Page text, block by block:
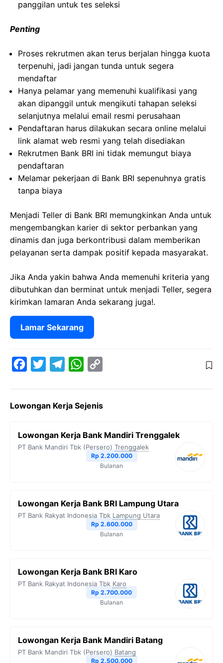
panggilan untuk tes seleksi
Penting
Proses rekrutmen akan terus berjalan hingga kuota
terpenuhi, jadi jangan tunda untuk segera
mendaftar
Hanya pelamar yang memenuhi kualifikasi yang
akan dipanggil untuk mengikuti tahapan seleksi
selanjutnya melalui email resmi perusahaan
Pendaftaran harus dilakukan secara online melalui
link alamat web resmi yang telah disediakan
Rekrutmen Bank BRI ini tidak memungut biaya
pendaftaran
Melamar pekerjaan di Bank BRI sepenuhnya gratis
tanpa biaya
Menjadi Teller di Bank BRI memungkinkan Anda untuk
mengembangkan karier di sektor perbankan yang
dinamis dan juga berkontribusi dalam memberikan
pelayanan serta dampak positif kepada masyarakat.
Jika Anda yakin bahwa Anda memenuhi kriteria yang
dibutuhkan dan berminat untuk menjadi Teller, segera
kirimkan lamaran Anda sekarang juga!.
Lamar Sekarang
e
o
t
e
e
r
W
t
A
y
n
k
Lowongan Kerja Sejenis
Lowongan Kerja Bank Mandiri Trenggalek
PT Bank Mandiri Tbk (Persero) Trenggalek
Rp 2.200.000
Bulanan
Lowongan Kerja Bank BRI Lampung Utara
PT Bank Rakyat Indonesia Tbk Lampung Utara
Rp 2.600.000
Bulanan
Lowongan Kerja Bank BRI Karo
PT Bank Rakyat Indonesia Tbk Karo
Rp 2.700.000
Bulanan
Lowongan Kerja Bank Mandiri Batang
PT Bank Mandiri Tbk (Persero) Batang
Rp 2.500.000